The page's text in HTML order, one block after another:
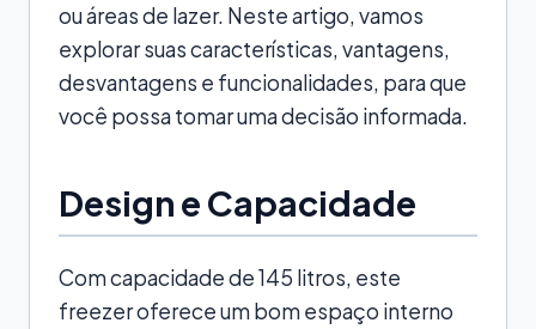
ou áreas de lazer. Neste artigo, vamos
explorar suas características, vantagens,
desvantagens e funcionalidades, para que
você possa tomar uma decisão informada.
Design e Capacidade
Com capacidade de 145 litros, este
freezer oferece um bom espaço interno